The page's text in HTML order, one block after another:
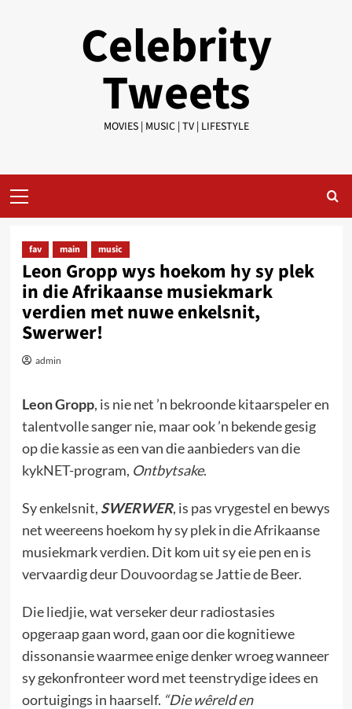
Celebrity
Tweets
MOVIES | MUSIC | TV | LIFESTYLE
Menu
fav main music
Leon Gropp wys hoekom hy sy plek
in die Afrikaanse musiekmark
verdien met nuwe enkelsnit,
Swerwer!
admin
Leon Gropp, is nie net ’n bekroonde kitaarspeler en
talentvolle sanger nie, maar ook ’n bekende gesig
op die kassie as een van die aanbieders van die
kykNET-program, Ontbytsake.
Sy enkelsnit, SWERWER, is pas vrygestel en bewys
net weereens hoekom hy sy plek in die Afrikaanse
musiekmark verdien. Dit kom uit sy eie pen en is
vervaardig deurDouvoordagse Jattie de Beer.
Die liedjie, wat verseker deur radiostasies
opgeraap gaan word, gaan oor die kognitiewe
dissonansie waarmee enige denker wroeg wanneer
sy gekonfronteer word met teenstrydige idees en
oortuigings in haarself. “Die wêreld en